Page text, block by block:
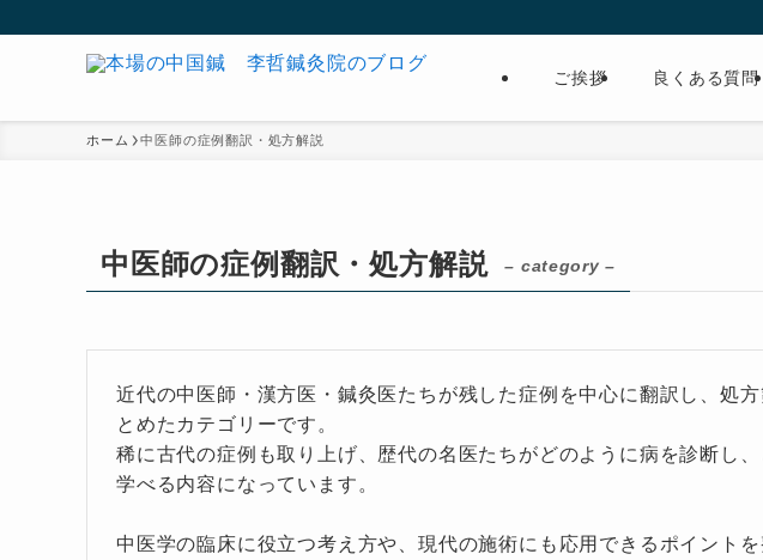
ご挨拶 良くある質問
ホーム 中医師の症例翻訳・処方解説
中医師の症例翻訳・処方解説 – category –
近代の中医師・漢方医・鍼灸医たちが残した症例を中心に翻訳し、処
とめたカテゴリーです。
稀に古代の症例も取り上げ、歴代の名医たちがどのように病を診断し
学べる内容になっています。
中医学の臨床に役立つ考え方や、現代の施術にも応用できるポイントを